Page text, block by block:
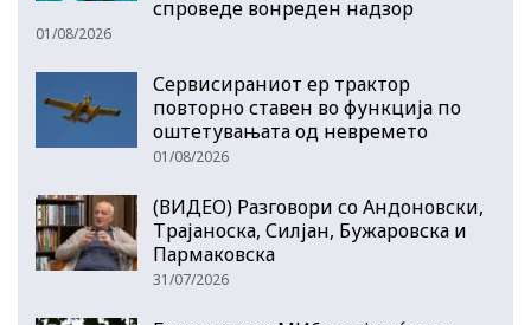
спроведе вонреден надзор
01/08/2026
Сервисираниот ер трактор
повторно ставен во функција по
оштетувањата од невремето
01/08/2026
(ВИДЕО) Разговори со Андоновски,
Трајаноска, Силјан, Бужаровска и
Пармаковска
31/07/2026